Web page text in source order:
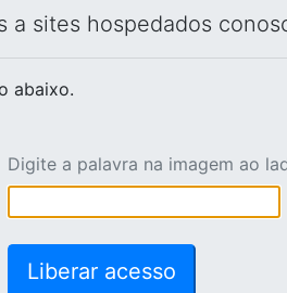
a sites hospedados
abaixo.
Digite a palavra na imagem ao